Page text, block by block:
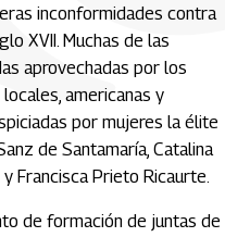
inconformidades contra
XVII. Muchas de las
aprovechadas por los
americanas y
por mujeres la élite
de Santamaría, Catalina
Francisca Prieto Ricaurte.
de formación de juntas de